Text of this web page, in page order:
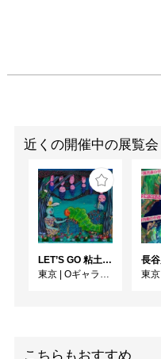
近くの開催中の展覧会
LET’S GO 粘土（クレイ）ジ−
東京
Oギャラリー
東京
こちらもおすすめ